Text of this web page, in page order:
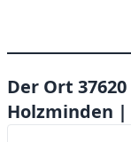
Der Ort
Holzminden |